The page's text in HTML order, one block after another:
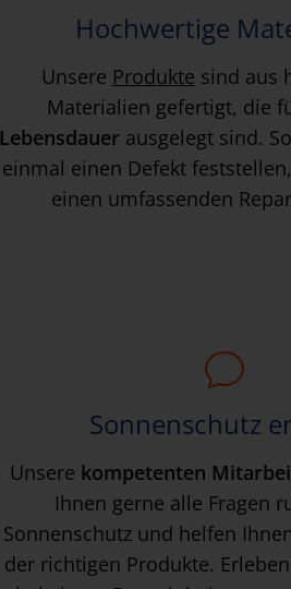
Hochwertige
Unsere Produkte sind aus
Materialien gefertigt, die
Lebensdauer ausgelegt sind.
einmal einen Defekt
einen umfassenden
Sonnenschutz
Unsere kompetenten
Ihnen gerne alle Fragen
Sonnenschutz und helfen
der richtigen Produkte.